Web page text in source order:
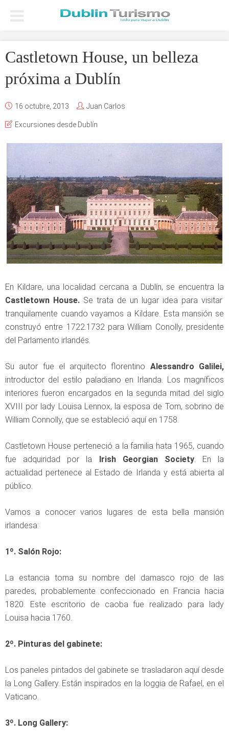
Castletown House, un belleza
próxima a Dublín
16 octubre, 2013 Juan Carlos
Excursiones desde Dublín
En Kildare, una localidad cercana a Dublín, se encuentra la
Castletown House. Se trata de un lugar idea para visitar
tranquilamente cuando vayamos a Kildare. Esta mansión se
construyó entre 1722.1732 para William Conolly, presidente
del Parlamento irlandés.
Su autor fue el arquitecto florentino Alessandro Galilei,
introductor del estilo paladiano en Irlanda. Los magníficos
interiores fueron encargados en la segunda mitad del siglo
XVIII por lady Louisa Lennox, la esposa de Tom, sobrino de
William Connolly, que se estableció aquí en 1758.
Castletown House perteneció a la familia hata 1965, cuando
fue adquiridad por la Irish Georgian Society. En la
actualidad pertenece al Estado de Irlanda y está abierta al
público.
Vamos a conocer varios lugares de esta bella mansión
irlandesa:
1º. Salón Rojo:
La estancia toma su nombre del damasco rojo de las
paredes, probablemente confeccionado en Francia hacia
1820. Este escritorio de caoba fue realizado para lady
Louisa hacia 1760.
2º. Pinturas del gabinete:
Los paneles pintados del gabinete se trasladaron aquí desde
la Long Gallery. Están inspirados en la loggia de Rafael, en el
Vaticano.
3º. Long Gallery: